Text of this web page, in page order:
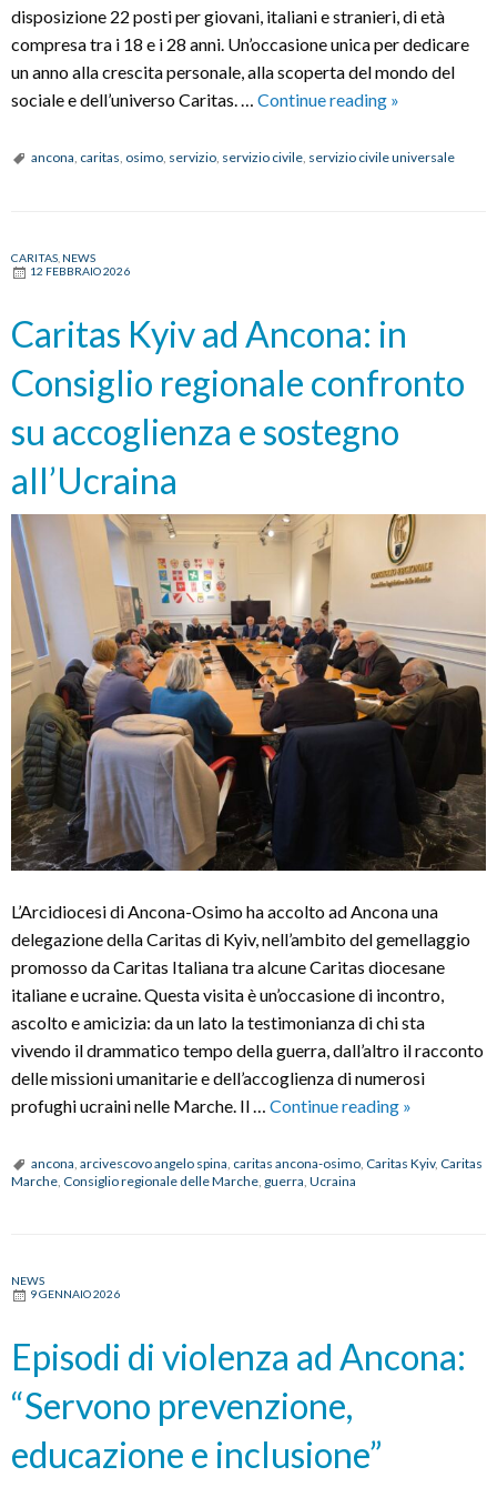
disposizione 22 posti per giovani, italiani e stranieri, di età
compresa tra i 18 e i 28 anni. Un’occasione unica per dedicare
un anno alla crescita personale, alla scoperta del mondo del
sociale e dell’universo Caritas. … Continue reading SERVIZIO
IN
»
ancona caritas osimo servizio servizio civile servizio civile universale
CARITAS NEWS
12 FEBBRAIO 2026
Caritas Kyiv ad Ancona: in
Consiglio regionale confronto
su accoglienza e sostegno
all’Ucraina
L’Arcidiocesi di Ancona-Osimo ha accolto ad Ancona una
delegazione della Caritas di Kyiv, nell’ambito del gemellaggio
promosso da Caritas Italiana tra alcune Caritas diocesane
italiane e ucraine. Questa visita è un’occasione di incontro,
ascolto e amicizia: da un lato la testimonianza di chi sta
vivendo il drammatico tempo della guerra, dall’altro il racconto
delle missioni umanitarie e dell’accoglienza di numerosi
profughi ucraini nelle Marche. Il … Continue reading Caritas
ad
accoglienza
»
ancona arcivescovo angelo spina caritas ancona-osimo Caritas Kyiv, Caritas
Marche Consiglio regionale delle Marche guerra Ucraina
NEWS
9 GENNAIO 2026
Episodi di violenza ad Ancona:
“Servono prevenzione,
educazione e inclusione”